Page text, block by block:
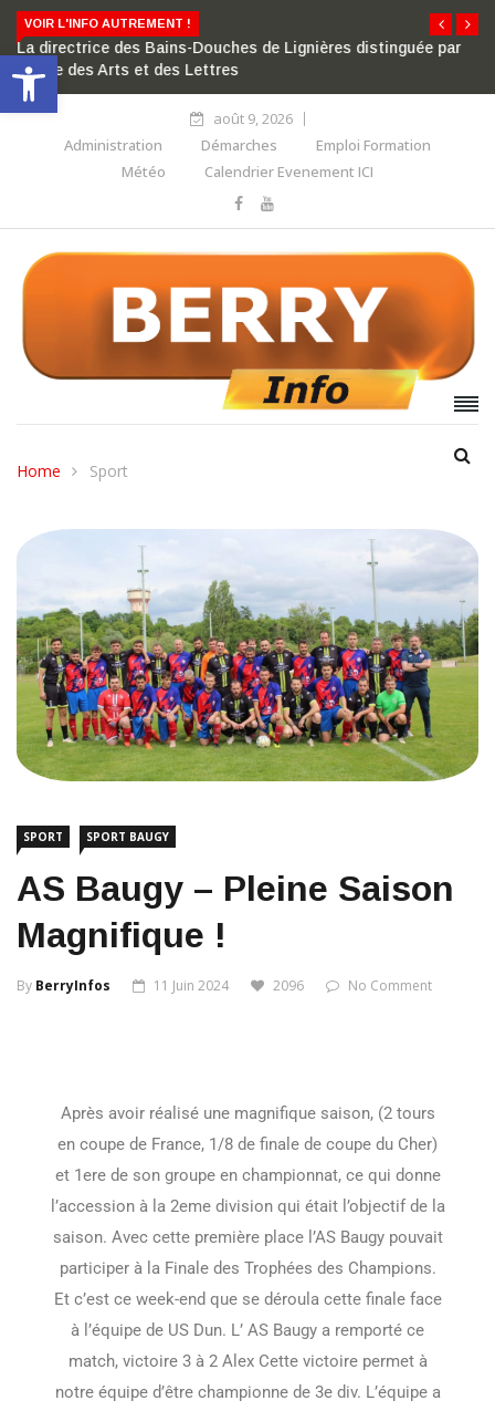
Ouvrir la barre d’outils
VOIR L'INFO AUTREMENT !
La directrice des Bains-Douches de Lignières distinguée par
l’ordre des Arts et des Lettres
août 9, 2026
Administration
Démarches
Emploi Formation
Météo
Calendrier Evenement ICI
Home Sport
SPORT SPORT BAUGY
AS Baugy – Pleine Saison
Magnifique !
By BerryInfos 11 Juin 2024 2096 No Comment
Après avoir réalisé une magnifique saison, (2 tours
en coupe de France, 1/8 de finale de coupe du Cher)
et 1ere de son groupe en championnat, ce qui donne
l’accession à la 2eme division qui était l’objectif de la
saison. Avec cette première place l’AS Baugy pouvait
participer à la Finale des Trophées des Champions.
Et c’est ce week-end que se déroula cette finale face
à l’équipe de US Dun. L’ AS Baugy a remporté ce
match, victoire 3 à 2 Alex Cette victoire permet à
notre équipe d’être championne de 3e div. L’équipe a